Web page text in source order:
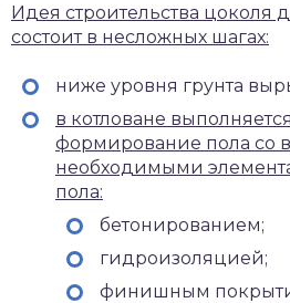
Идея строительства цоколя
состоит в несложных шагах:
ниже уровня грунта
в котловане
формирование пола со
необходимыми
пола:
бетонированием;
гидроизоляцией;
финишным